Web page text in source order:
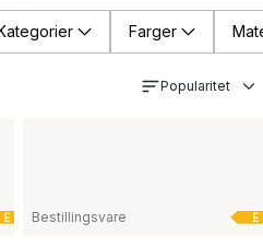
din favorittfarge?
Farger
Popularitet
E E
Bestillingsvare